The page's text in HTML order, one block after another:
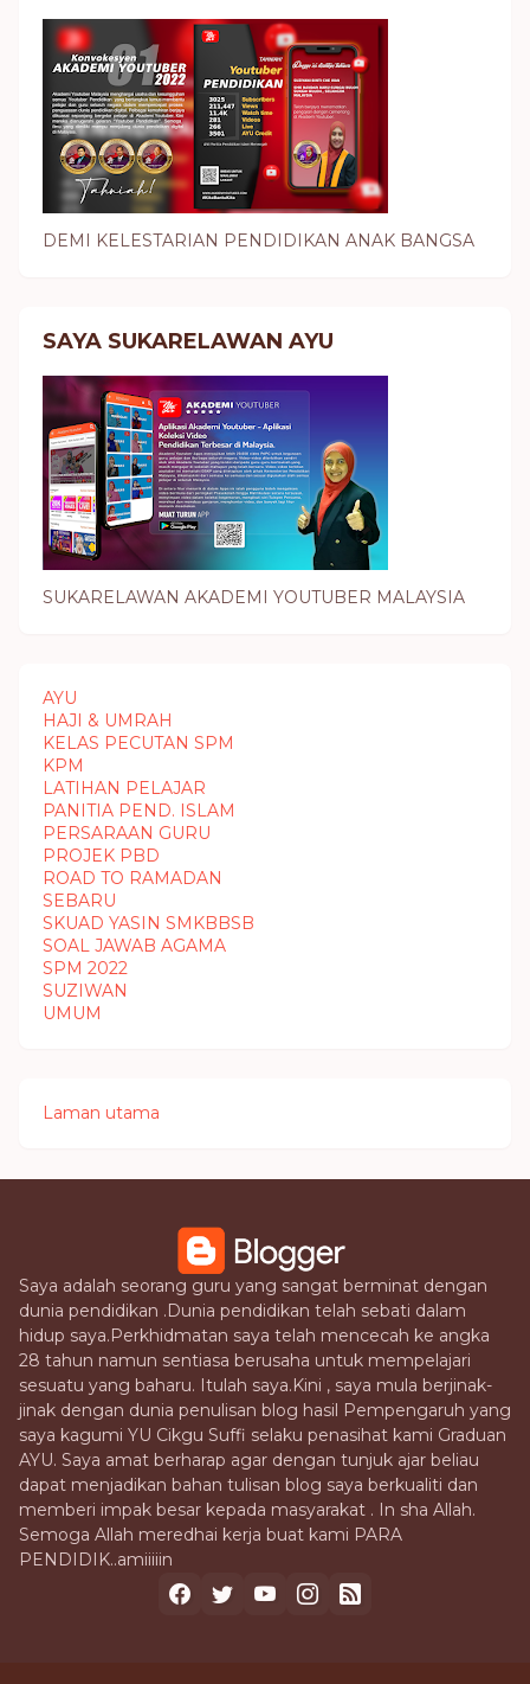
DEMI KELESTARIAN PENDIDIKAN ANAK BANGSA
SAYA SUKARELAWAN AYU
SUKARELAWAN AKADEMI YOUTUBER MALAYSIA
AYU
HAJI & UMRAH
KELAS PECUTAN SPM
KPM
LATIHAN PELAJAR
PANITIA PEND. ISLAM
PERSARAAN GURU
PROJEK PBD
ROAD TO RAMADAN
SEBARU
SKUAD YASIN SMKBBSB
SOAL JAWAB AGAMA
SPM 2022
SUZIWAN
UMUM
Laman utama
Saya adalah seorang guru yang sangat berminat dengan
dunia pendidikan .Dunia pendidikan telah sebati dalam
hidup saya.Perkhidmatan saya telah mencecah ke angka
28 tahun namun sentiasa berusaha untuk mempelajari
sesuatu yang baharu. Itulah saya.Kini , saya mula berjinak-
jinak dengan dunia penulisan blog hasil Pempengaruh yang
saya kagumi YU Cikgu Suffi selaku penasihat kami Graduan
AYU. Saya amat berharap agar dengan tunjuk ajar beliau
dapat menjadikan bahan tulisan blog saya berkualiti dan
memberi impak besar kepada masyarakat . In sha Allah.
Semoga Allah meredhai kerja buat kami PARA
PENDIDIK..amiiiiin